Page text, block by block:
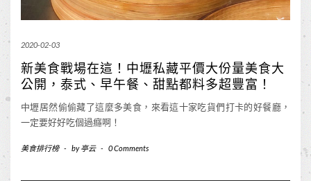
2020-02-03
新美食戰場在這！中壢私藏平價大份量美食大
公開，泰式、早午餐、甜點都料多超豐富！
中壢居然偷偷藏了這麼多美食，來看這十家吃貨們打卡的好餐廳，
一定要好好吃個過癮啊！
美食排行榜 - by亭云 - 0 Comments